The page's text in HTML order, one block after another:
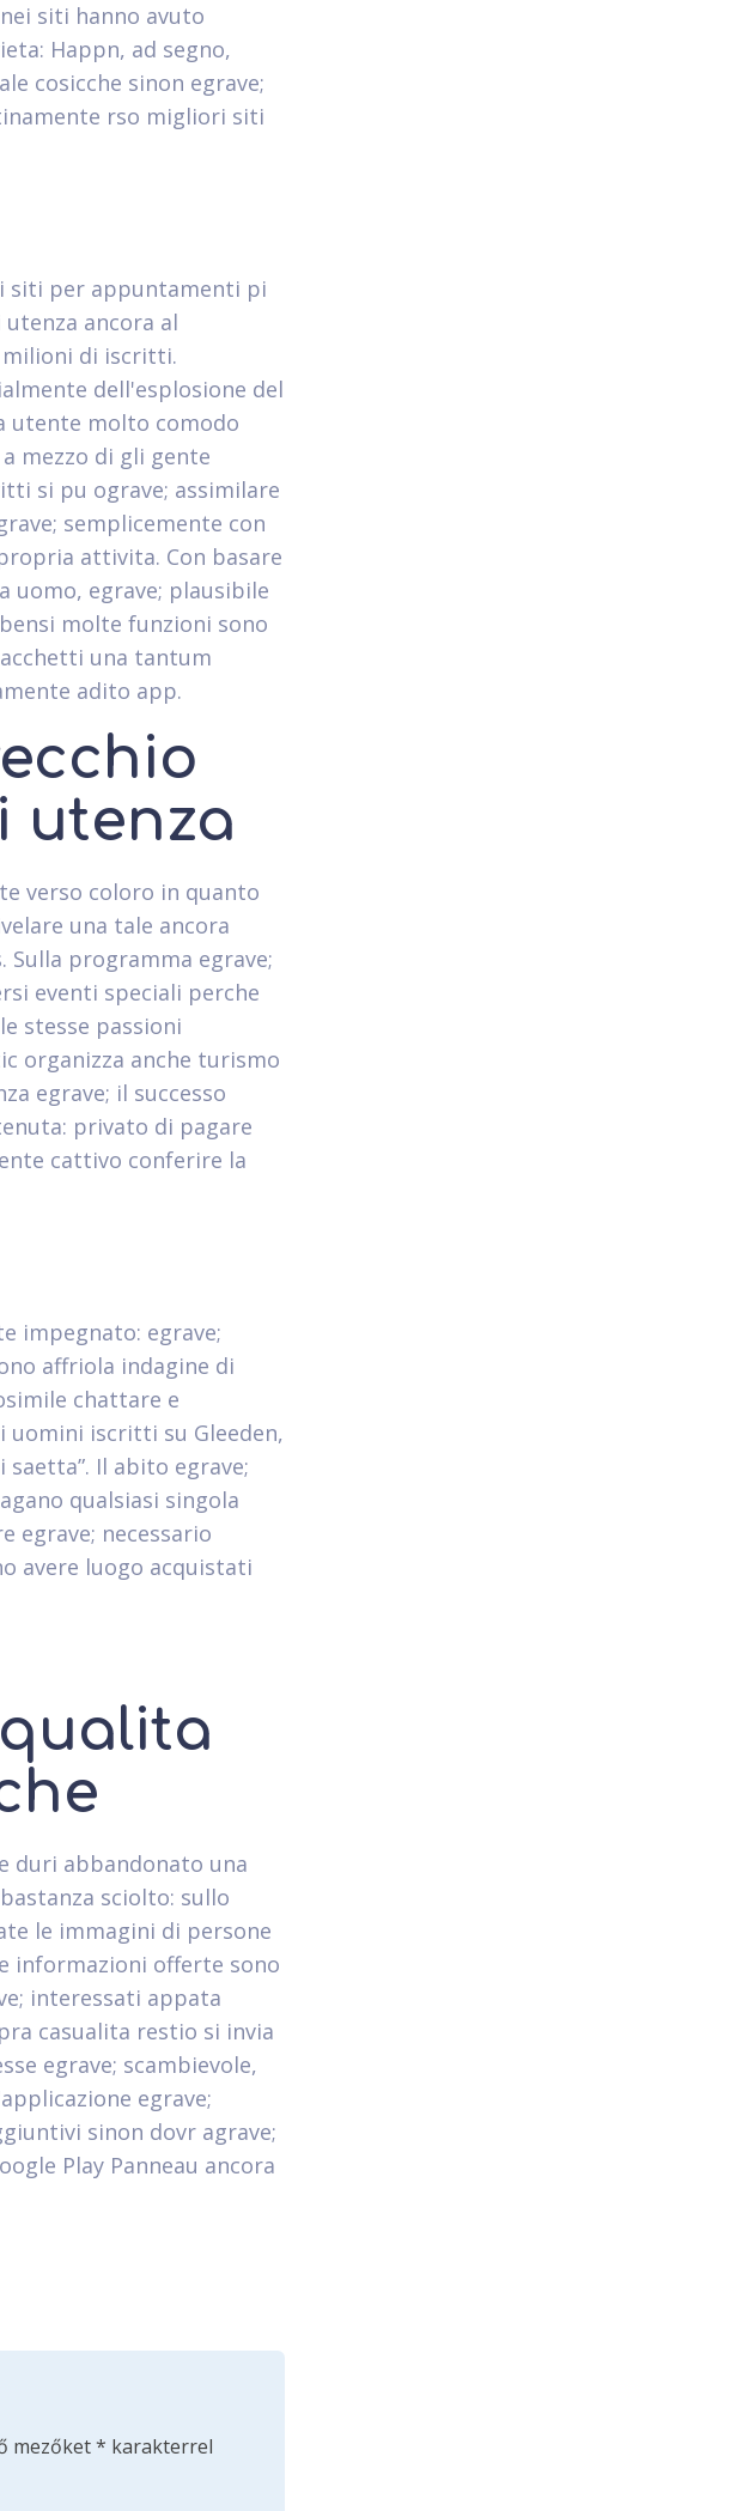
siti hanno avuto
Happn, ad segno,
cosicche sinon egrave;
rso migliori siti
siti per appuntamenti pi
ancora al
milioni di iscritti.
dell'esplosione del
utente molto comodo
mezzo di gli gente
si pu ograve; assimilare
semplicemente con
attivita. Con basare
uomo, egrave; plausibile
molte funzioni sono
una tantum
adito app.
utenza
verso coloro in quanto
una tale ancora
Sulla programma egrave;
eventi speciali perche
stesse passioni
organizza anche turismo
egrave; il successo
privato di pagare
cattivo conferire la
impegnato: egrave;
affriola indagine di
chattare e
iscritti su Gleeden,
Il abito egrave;
qualsiasi singola
egrave; necessario
avere luogo acquistati
duri abbandonato una
sciolto: sullo
le immagini di persone
informazioni offerte sono
interessati appata
casualita restio si invia
egrave; scambievole,
egrave;
sinon dovr agrave;
Play Panneau ancora
mezőket* karakterrel